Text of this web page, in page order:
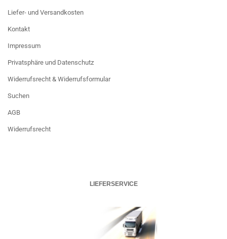
Liefer- und Versandkosten
Kontakt
Impressum
Privatsphäre und Datenschutz
Widerrufsrecht & Widerrufsformular
Suchen
AGB
Widerrufsrecht
LIEFERSERVICE